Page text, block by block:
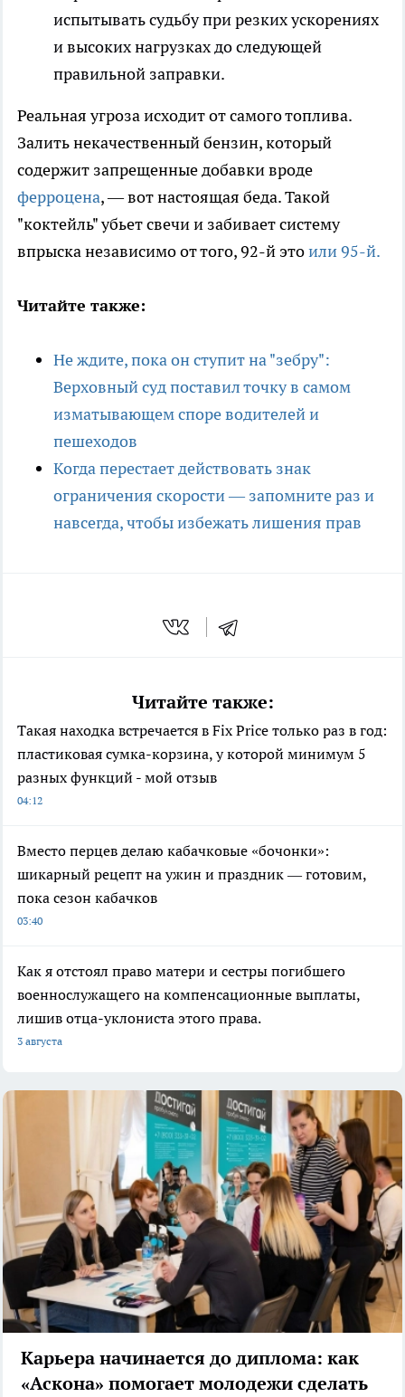
испытывать судьбу при резких ускорениях
и высоких нагрузках до следующей
правильной заправки.
Реальная угроза исходит от самого топлива.
Залить некачественный бензин, который
содержит запрещенные добавки вроде
ферроцена, — вот настоящая беда. Такой
"коктейль" убьет свечи и забивает систему
впрыска независимо от того, 92-й этоили 95-й.
Читайте также:
Не ждите, пока он ступит на "зебру":
Верховный суд поставил точку в самом
изматывающем споре водителей и
пешеходов
Когда перестает действовать знак
ограничения скорости — запомните раз и
навсегда, чтобы избежать лишения прав
Читайте также:
Такая находка встречается в Fix Price только раз в год:
пластиковая сумка-корзина, у которой минимум 5
разных функций - мой отзыв
04:12
Вместо перцев делаю кабачковые «бочонки»:
шикарный рецепт на ужин и праздник — готовим,
пока сезон кабачков
03:40
Как я отстоял право матери и сестры погибшего
военнослужащего на компенсационные выплаты,
лишив отца-уклониста этого права.
3 августа
Карьера начинается до диплома: как
«Аскона» помогает молодежи сделать